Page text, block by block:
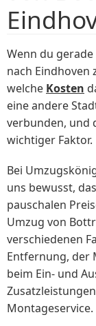
Wenn du
nach Eindhoven
welche Kosten
eine andere
verbunden, und
wichtiger Faktor.
Bei
uns bewusst,
pauschalen
Umzug von
verschiedenen
Entfernung, der
beim Ein- und
Montageservice.